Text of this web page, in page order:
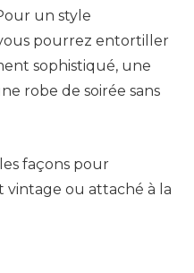
un style
pourrez entortiller
sophistiqué, une
robe de soirée sans
façons pour
ou attaché à la